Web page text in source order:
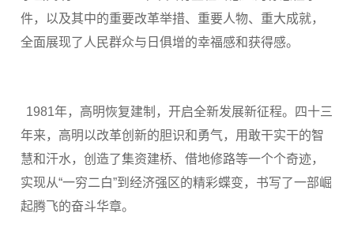
件，以及其中的重要改革举措、重要人物、重大成就，
全面展现了人民群众与日俱增的幸福感和获得感。
1981年，高明恢复建制，开启全新发展新征程。四十三
年来，高明以改革创新的胆识和勇气，用敢干实干的智
慧和汗水，创造了集资建桥、借地修路等一个个奇迹，
实现从“一穷二白”到经济强区的精彩蝶变，书写了一部崛
起腾飞的奋斗华章。